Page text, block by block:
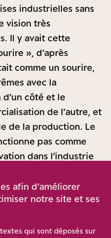
industrielles sans
vision très
Il y avait cette
», d’après
comme un sourire,
avec la
côté et le
de l’autre, et
de la production. Le
pas comme
dans l’industrie
et la production. La
de transformer la
des choses si
la matière
afin d’améliorer
notre site et ses
qui sont déposés sur